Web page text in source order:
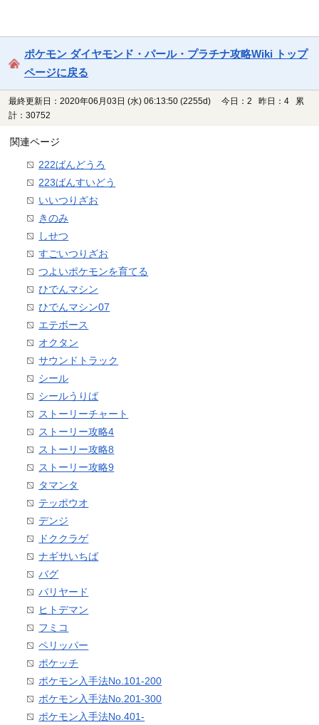
ポケモン ダイヤモンド・パール・プラチナ攻略Wiki トップ
ページに戻る
最終更新日：2020年06月03日 (水) 06:13:50 (2255d)
今日：2 昨日：4 累
計：30752
関連ページ
222ばんどうろ
223ばんすいどう
いいつりざお
きのみ
しせつ
すごいつりざお
つよいポケモンを育てる
ひでんマシン
ひでんマシン07
エテボース
オクタン
サウンドトラック
シール
シールうりば
ストーリーチャート
ストーリー攻略4
ストーリー攻略8
ストーリー攻略9
タマンタ
テッポウオ
デンジ
ドククラゲ
ナギサいちば
バグ
バリヤード
ヒトデマン
フミコ
ペリッパー
ポケッチ
ポケモン入手法No.101-200
ポケモン入手法No.201-300
ポケモン入手法No.401-